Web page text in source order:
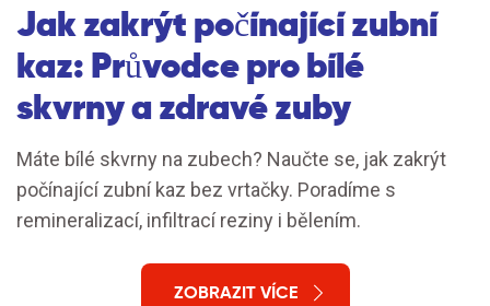
Jak zakrýt počínající zubní
kaz: Průvodce pro bílé
skvrny a zdravé zuby
Máte bílé skvrny na zubech? Naučte se, jak zakrýt
počínající zubní kaz bez vrtačky. Poradíme s
remineralizací, infiltrací reziny i bělením.
ZOBRAZIT VÍCE